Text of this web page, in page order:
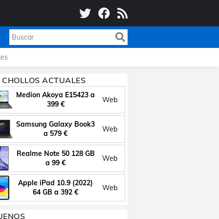
CHOLLOS ACTUALES
Medion Akoya E15423 a
399 €
Web
Samsung Galaxy Book3
a 579 €
Web
Realme Note 50 128 GB
a 99 €
Web
Apple iPad 10.9 (2022)
64 GB a 392 €
Web